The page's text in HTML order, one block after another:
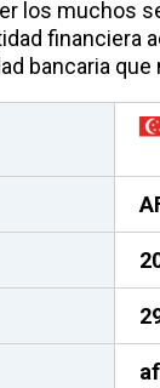
los muchos
financiera
bancaria